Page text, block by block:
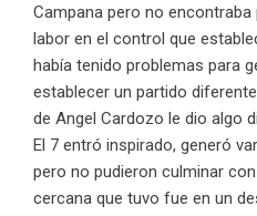
Campana pero no
labor en el control que
había tenido problemas para
establecer un partido
de Angel Cardozo le dio algo
El 7 entró inspirado, generó
pero no pudieron culminar
cercana que tuvo fue en un